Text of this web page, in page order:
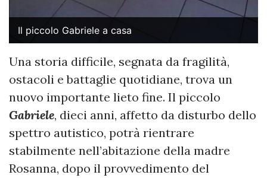
Il piccolo Gabriele a casa
Una storia difficile, segnata da fragilità,
ostacoli e battaglie quotidiane, trova un
nuovo importante lieto fine. Il piccolo
Gabriele, dieci anni, affetto da disturbo dello
spettro autistico, potrà rientrare
stabilmente nell’abitazione della madre
Rosanna, dopo il provvedimento del